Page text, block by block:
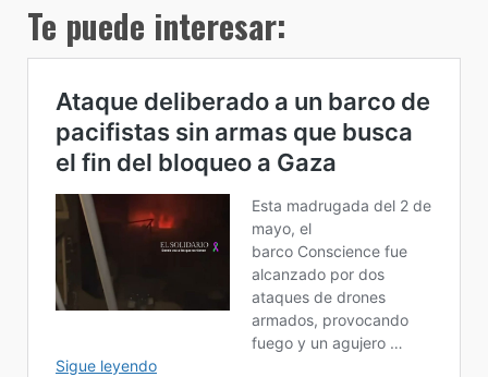
Te puede interesar: